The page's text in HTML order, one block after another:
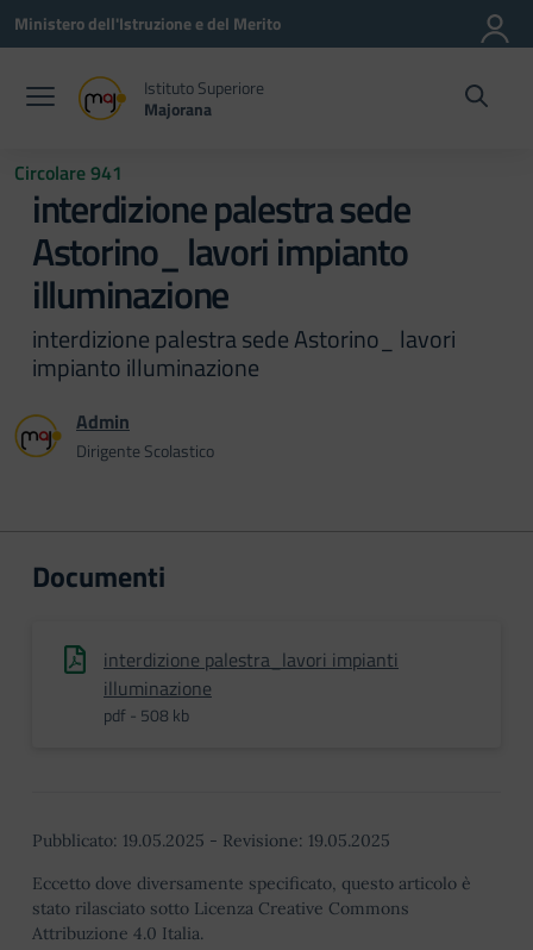
Vai ai contenuti
Vai al menu di navigazione
Vai al footer
Ministero dell'Istruzione e del Merito
Istituto Superiore
Majorana
Circolare 941
interdizione palestra sede
Astorino_ lavori impianto
illuminazione
interdizione palestra sede Astorino_ lavori
impianto illuminazione
Admin
Dirigente Scolastico
Documenti
interdizione palestra_lavori impianti
illuminazione
pdf - 508 kb
Pubblicato: 19.05.2025 - Revisione: 19.05.2025
Eccetto dove diversamente specificato, questo articolo è
stato rilasciato sotto Licenza Creative Commons
Attribuzione 4.0 Italia.